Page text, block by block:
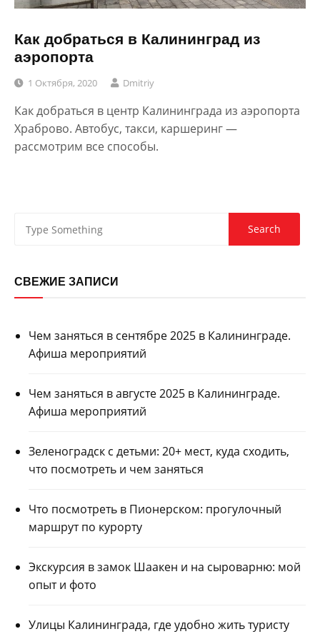
Как добраться в Калининград из
аэропорта
1 Октября, 2020 Dmitriy
Как добраться в центр Калининграда из аэропорта
Храброво. Автобус, такси, каршеринг —
рассмотрим все способы.
СВЕЖИЕ ЗАПИСИ
Чем заняться в сентябре 2025 в Калининграде.
Афиша мероприятий
Чем заняться в августе 2025 в Калининграде.
Афиша мероприятий
Зеленоградск с детьми: 20+ мест, куда сходить,
что посмотреть и чем заняться
Что посмотреть в Пионерском: прогулочный
маршрут по курорту
Экскурсия в замок Шаакен и на сыроварню: мой
опыт и фото
Улицы Калининграда, где удобно жить туристу